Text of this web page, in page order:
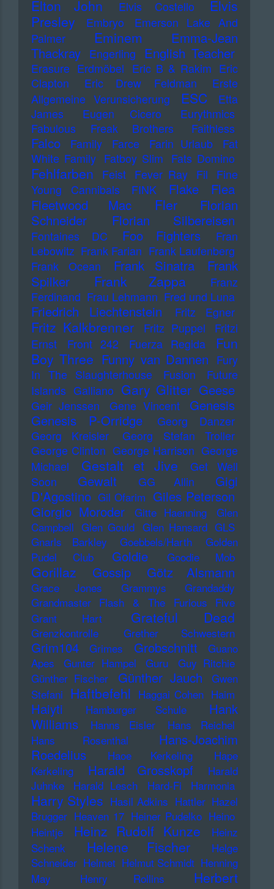
Elton John Elvis Costello
Elvis
Presley
Embryo
Emerson Lake And
Palmer
Eminem
Emma-Jean
Thackray
Engerling English Teacher
Erasure Erdmöbel Eric B & Rakim Eric
Clapton
Eric Drew Feldman
Erste
Allgemeine Verunsicherung
ESC
Etta
James
Eugen Cicero
Eurythmics
Fabulous Freak Brothers
Faithless
Falco Family Farce Farin Urlaub
Fat
White Family Fatboy Slim Fats Domino
Fehlfarben Feist Fever Ray Fil
Fine
Young Cannibals
FINK Flake
Flea
Fleetwood Mac
Fler
Florian
Schneider
Florian Silbereisen
Fontaines DC Foo Fighters
Fran
Lebowitz Frank Farian Frank Laufenberg
Frank Ocean
Frank Sinatra
Frank
Spilker
Frank Zappa
Franz
Ferdinand Frau Lehmann Fred und Luna
Friedrich Liechtenstein Fritz Egner
Fritz Kalkbrenner Fritz Puppel
Fritzi
Ernst
Front 242 Fuerza Regida
Fun
Boy Three Funny van Dannen Fury
In The Slaughterhouse
Fusion
Future
Islands Galliano Gary Glitter Geese
Geir Jenssen Gene Vincent
Genesis
Genesis P-Orridge
Georg Danzer
Georg Kreisler
Georg Stefan Troller
George Clinton George Harrison George
Michael
Gestalt et Jive
Get Well
Soon
Gewalt GG Allin
Gigi
D'Agostino Gil Ofarim Giles Peterson
Giorgio Moroder
Gitte Haenning
Glen
Campbell Glen Gould Glen Hansard GLS
Gnarls Barkley
Goebbels/Harth
Golden
Pudel Club
Goldie Goodie Mob
Gorillaz Gossip Götz Alsmann
Grace Jones Grammys
Grandaddy
Grandmaster Flash & The Furious Five
Grant Hart
Grateful Dead
Grenzkontrolle Grether Schwestern
Grim104 Grimes Grobschnitt
Guano
Apes
Gunter Hampel Guru
Guy Ritchie
Günther Fischer
Günther Jauch
Gwen
Stefani Haftbefehl Haggai Cohen Haim
Haiyti Hamburger Schule
Hank
Williams
Hanns Eisler
Hans Reichel
Hans Rosenthal
Hans-Joachim
Roedelius
Haoe Kerkeling
Hape
Kerkeling
Harald Grosskopf
Harald
Juhnke
Harald Lesch Hard-Fi Harmonia
Harry Styles Hasil Adkins Hattler Hazel
Brugger Heaven 17 Heiner Pudelko Heino
Heintje
Heinz Rudolf Kunze
Heinz
Schenk
Helene Fischer
Helge
Schneider Helmet Helmut Schmidt Henning
May
Henry Rollins
Herbert